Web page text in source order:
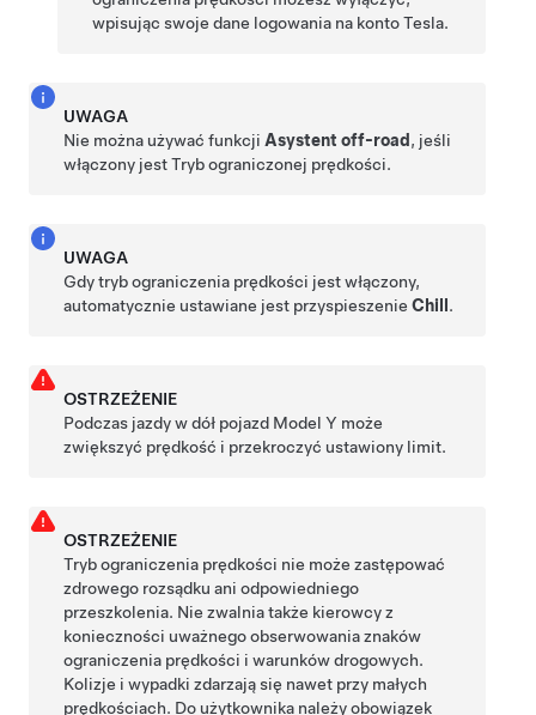
wpisując swoje dane logowania na konto Tesla.
UWAGA
Nie można używać funkcji Asystent off-road , jeśli
włączony jest Tryb ograniczonej prędkości.
UWAGA
Gdy tryb ograniczenia prędkości jest włączony,
automatycznie ustawiane jest przyspieszenieChill .
OSTRZEŻENIE
Podczas jazdy w dół pojazd Model Y może
zwiększyć prędkość i przekroczyć ustawiony limit.
OSTRZEŻENIE
Tryb ograniczenia prędkości nie może zastępować
zdrowego rozsądku ani odpowiedniego
przeszkolenia. Nie zwalnia także kierowcy z
konieczności uważnego obserwowania znaków
ograniczenia prędkości i warunków drogowych.
Kolizje i wypadki zdarzają się nawet przy małych
prędkościach. Do użytkownika należy obowiązek